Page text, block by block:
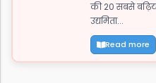
की 20 सबसे
उद्यमिता...
Read more